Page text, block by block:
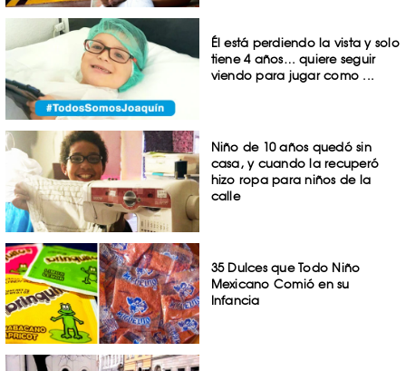
Él está perdiendo la vista y solo
tiene 4 años… quiere seguir
viendo para jugar como ...
Niño de 10 años quedó sin
casa, y cuando la recuperó
hizo ropa para niños de la
calle
35 Dulces que Todo Niño
Mexicano Comió en su
Infancia